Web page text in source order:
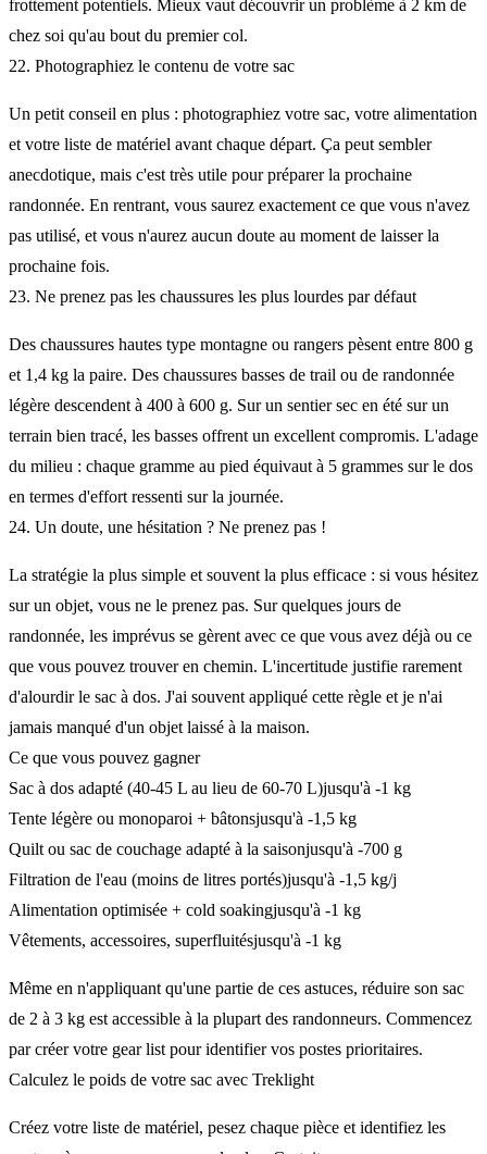
frottement potentiels. Mieux vaut découvrir un problème à 2 km de
chez soi qu'au bout du premier col.
22. Photographiez le contenu de votre sac
Un petit conseil en plus : photographiez votre sac, votre alimentation
et votre liste de matériel avant chaque départ. Ça peut sembler
anecdotique, mais c'est très utile pour préparer la prochaine
randonnée. En rentrant, vous saurez exactement ce que vous n'avez
pas utilisé, et vous n'aurez aucun doute au moment de laisser la
prochaine fois.
23. Ne prenez pas les chaussures les plus lourdes par défaut
Des chaussures hautes type montagne ou rangers pèsent entre 800 g
et 1,4 kg la paire. Des chaussures basses de trail ou de randonnée
légère descendent à 400 à 600 g. Sur un sentier sec en été sur un
terrain bien tracé, les basses offrent un excellent compromis. L'adage
du milieu : chaque gramme au pied équivaut à 5 grammes sur le dos
en termes d'effort ressenti sur la journée.
24. Un doute, une hésitation ? Ne prenez pas !
La stratégie la plus simple et souvent la plus efficace : si vous hésitez
sur un objet, vous ne le prenez pas. Sur quelques jours de
randonnée, les imprévus se gèrent avec ce que vous avez déjà ou ce
que vous pouvez trouver en chemin. L'incertitude justifie rarement
d'alourdir le sac à dos. J'ai souvent appliqué cette règle et je n'ai
jamais manqué d'un objet laissé à la maison.
Ce que vous pouvez gagner
Sac à dos adapté (40-45 L au lieu de 60-70 L)jusqu'à -1 kg
Tente légère ou monoparoi + bâtonsjusqu'à -1,5 kg
Quilt ou sac de couchage adapté à la saisonjusqu'à -700 g
Filtration de l'eau (moins de litres portés)jusqu'à -1,5 kg/j
Alimentation optimisée + cold soakingjusqu'à -1 kg
Vêtements, accessoires, superfluitésjusqu'à -1 kg
Même en n'appliquant qu'une partie de ces astuces, réduire son sac
de 2 à 3 kg est accessible à la plupart des randonneurs. Commencez
par créer votre gear list pour identifier vos postes prioritaires.
Calculez le poids de votre sac avec Treklight
Créez votre liste de matériel, pesez chaque pièce et identifiez les